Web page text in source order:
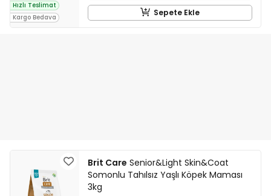
Hızlı Teslimat
Kargo Bedava
Sepete Ekle
Brit Care Senior&Light Skin&Coat
Somonlu Tahılsız Yaşlı Köpek Maması
3kg